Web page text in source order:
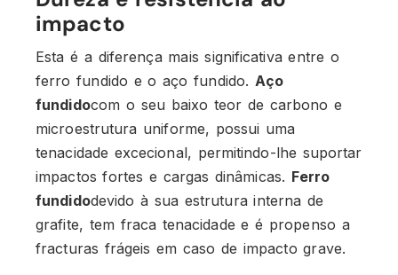
impacto
Esta é a diferença mais significativa entre o
ferro fundido e o aço fundido. Aço
fundidocom o seu baixo teor de carbono e
microestrutura uniforme, possui uma
tenacidade excecional, permitindo-lhe suportar
impactos fortes e cargas dinâmicas. Ferro
fundidodevido à sua estrutura interna de
grafite, tem fraca tenacidade e é propenso a
fracturas frágeis em caso de impacto grave.